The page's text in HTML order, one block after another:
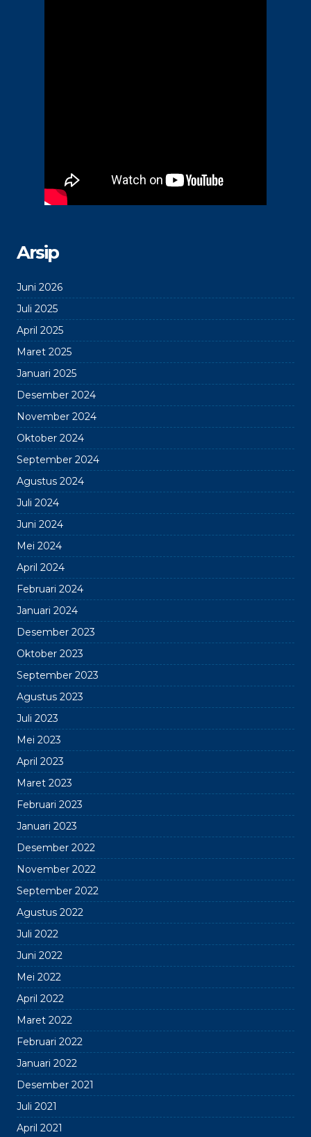
Arsip
Juni 2026
Juli 2025
April 2025
Maret 2025
Januari 2025
Desember 2024
November 2024
Oktober 2024
September 2024
Agustus 2024
Juli 2024
Juni 2024
Mei 2024
April 2024
Februari 2024
Januari 2024
Desember 2023
Oktober 2023
September 2023
Agustus 2023
Juli 2023
Mei 2023
April 2023
Maret 2023
Februari 2023
Januari 2023
Desember 2022
November 2022
September 2022
Agustus 2022
Juli 2022
Juni 2022
Mei 2022
April 2022
Maret 2022
Februari 2022
Januari 2022
Desember 2021
Juli 2021
April 2021